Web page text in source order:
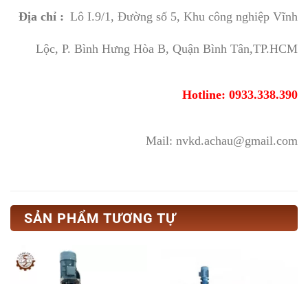
Địa chỉ : Lô I.9/1, Đường số 5, Khu công nghiệp Vĩnh
Lộc, P. Bình Hưng Hòa B, Quận Bình Tân,TP.HCM
Hotline: 0933.338.390
Mail: nvkd.achau@gmail.com
SẢN PHẨM TƯƠNG TỰ